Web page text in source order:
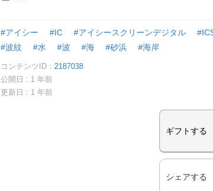
#アイシー #IC #アイシースクリーンデジタル
#波紋
#水 #波 #海 #砂浜 #海岸
コンテンツID： 2187038
公開日 : 1 年前
更新日 : 1 年前
ギフトする
シェアする